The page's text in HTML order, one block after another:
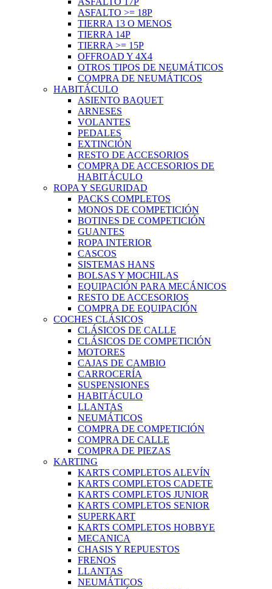
ASFALTO >= 18P
TIERRA 13 O MENOS
TIERRA 14P
TIERRA >= 15P
OFFROAD Y 4X4
OTROS TIPOS DE NEUMÁTICOS
COMPRA DE NEUMÁTICOS
HABITÁCULO
ASIENTO BAQUET
ARNESES
VOLANTES
PEDALES
EXTINCIÓN
RESTO DE ACCESORIOS
COMPRA DE ACCESORIOS DE
HABITÁCULO
ROPA Y SEGURIDAD
PACKS COMPLETOS
MONOS DE COMPETICIÓN
BOTINES DE COMPETICIÓN
GUANTES
ROPA INTERIOR
CASCOS
SISTEMAS HANS
BOLSAS Y MOCHILAS
EQUIPACIÓN PARA MECÁNICOS
RESTO DE ACCESORIOS
COMPRA DE EQUIPACIÓN
COCHES CLÁSICOS
CLÁSICOS DE CALLE
CLÁSICOS DE COMPETICIÓN
MOTORES
CAJAS DE CAMBIO
CARROCERÍA
SUSPENSIONES
HABITÁCULO
LLANTAS
NEUMÁTICOS
COMPRA DE COMPETICIÓN
COMPRA DE CALLE
COMPRA DE PIEZAS
KARTING
KARTS COMPLETOS ALEVÍN
KARTS COMPLETOS CADETE
KARTS COMPLETOS JUNIOR
KARTS COMPLETOS SENIOR
SUPERKART
KARTS COMPLETOS HOBBYE
MECANICA
CHASIS Y REPUESTOS
FRENOS
LLANTAS
NEUMÁTICOS